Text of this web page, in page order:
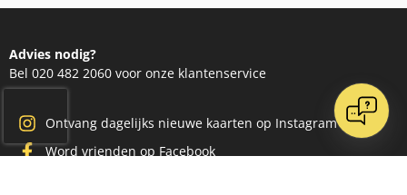
Advies nodig?
Bel 020 482 2060 voor onze klantenservice
Ontvang dagelijks nieuwe kaarten op Instagram
Word vrienden op Facebook